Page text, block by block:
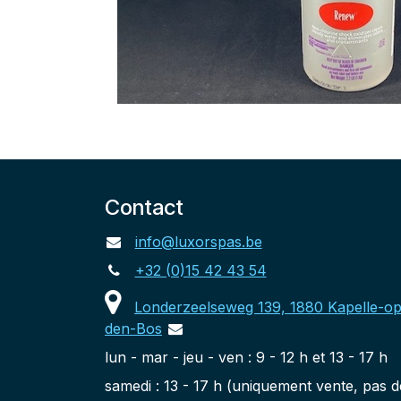
Contact
info@luxorspas.be
+32 (0)15 42 43 54
Londerzeelseweg 139, 1880 Kapelle-
den-Bos
lun - mar - jeu - ven : 9 - 12 h et 13 - 17 h
samedi : 13 - 17 h (uniquement vente, pas